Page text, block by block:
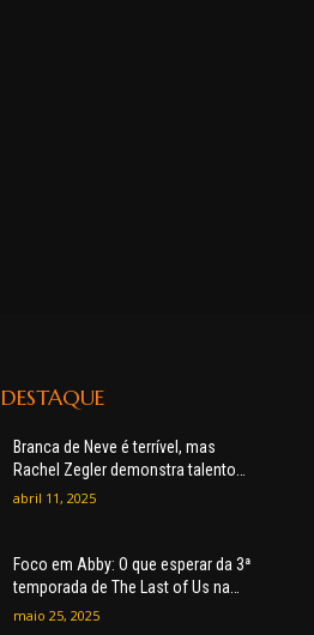
Branca de Neve é terrível, mas
Rachel Zegler demonstra talento
em outro filme na plataforma de
abril 11, 2025
Foco em Abby: O que esperar da 3ª
temporada de The Last of Us na
HBO Max
maio 25, 2025